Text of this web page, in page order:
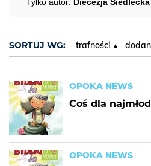
SORTUJ WG: trafności
OPOKA NEWS
Coś dla
OPOKA NEWS